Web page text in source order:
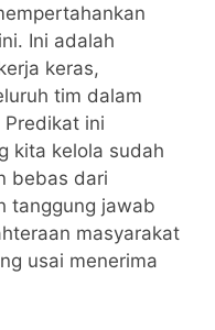
Ini adalah
keras,
tim dalam
ini
kita kelola sudah
bebas dari
tanggung jawab
masyarakat
usai menerima